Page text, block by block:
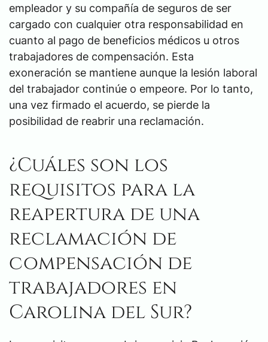
empleador y su compañía de seguros de ser
cargado con cualquier otra responsabilidad en
cuanto al pago de beneficios médicos u otros
trabajadores de compensación. Esta
exoneración se mantiene aunque la lesión laboral
del trabajador continúe o empeore. Por lo tanto,
una vez firmado el acuerdo, se pierde la
posibilidad de reabrir una reclamación.
¿Cuáles son los
requisitos para la
reapertura de una
reclamación de
compensación de
trabajadores en
Carolina del Sur?